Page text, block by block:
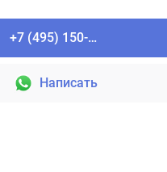
+7 (495) 150-90-61
Написать